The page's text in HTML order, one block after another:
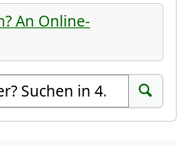
An Online-
Suchen